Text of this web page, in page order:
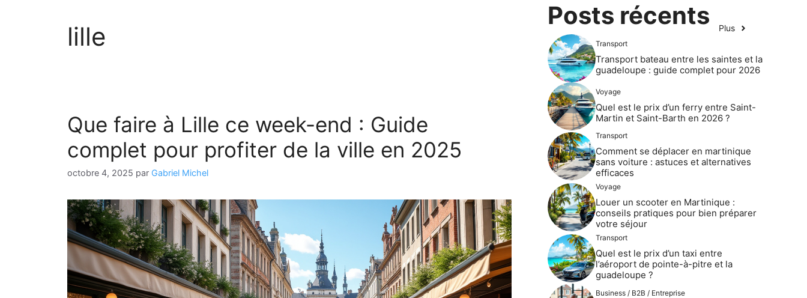
lille
Que faire à Lille ce week-end : Guide
complet pour profiter de la ville en 2025
octobre 4, 2025 par Gabriel Michel
Posts récents Plus
Transport
Transport bateau entre les saintes et la
guadeloupe : guide complet pour 2026
Voyage
Quel est le prix d’un ferry entre Saint-
Martin et Saint-Barth en 2026 ?
Transport
Comment se déplacer en martinique
sans voiture : astuces et alternatives
efficaces
Voyage
Louer un scooter en Martinique :
conseils pratiques pour bien préparer
votre séjour
Transport
Quel est le prix d’un taxi entre
l’aéroport de pointe-à-pitre et la
guadeloupe ?
Business / B2B / Entreprise